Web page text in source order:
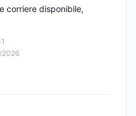
2026
corriere disponibile,